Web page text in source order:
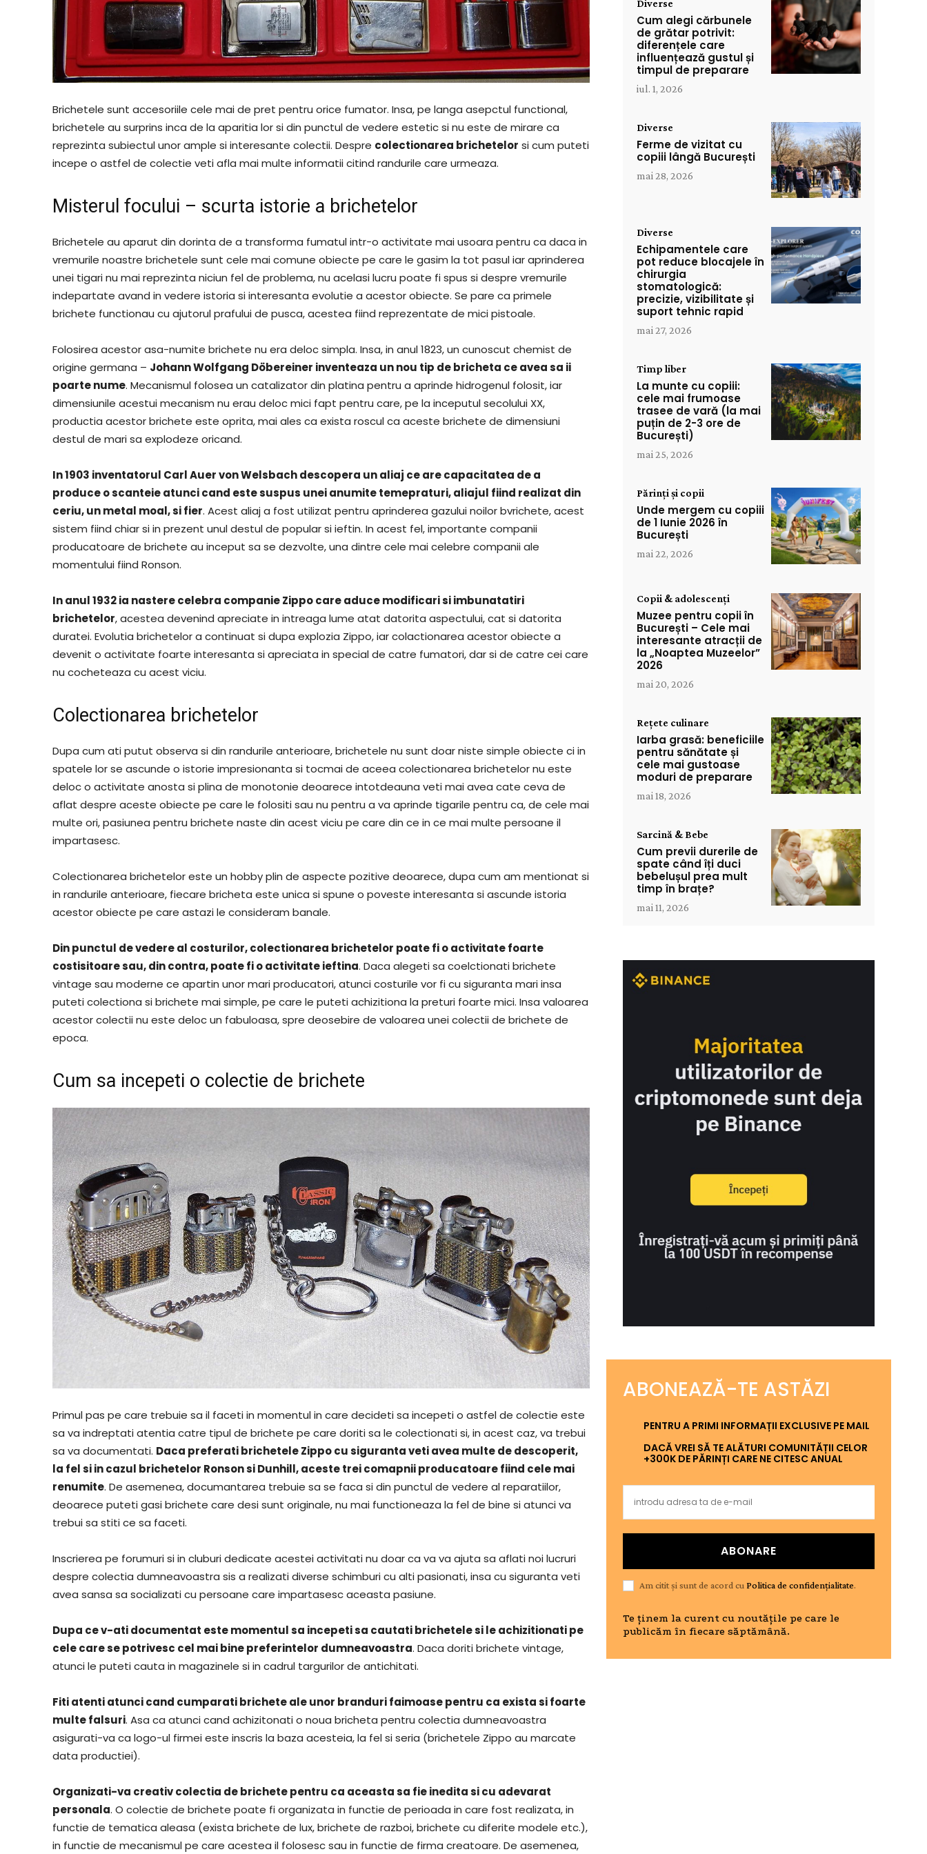
Brichetele sunt accesoriile cele mai de pret pentru orice fumator. Insa, pe langa asepctul functional,
brichetele au surprins inca de la aparitia lor si din punctul de vedere estetic si nu este de mirare ca
reprezinta subiectul unor ample si interesante colectii. Despre colectionarea brichetelor si cum puteti
incepe o astfel de colectie veti afla mai multe informatii citind randurile care urmeaza.
Misterul focului – scurta istorie a brichetelor
Brichetele au aparut din dorinta de a transforma fumatul intr-o activitate mai usoara pentru ca daca in
vremurile noastre brichetele sunt cele mai comune obiecte pe care le gasim la tot pasul iar aprinderea
unei tigari nu mai reprezinta niciun fel de problema, nu acelasi lucru poate fi spus si despre vremurile
indepartate avand in vedere istoria si interesanta evolutie a acestor obiecte. Se pare ca primele
brichete functionau cu ajutorul prafului de pusca, acestea fiind reprezentate de mici pistoale.
Folosirea acestor asa-numite brichete nu era deloc simpla. Insa, in anul 1823, un cunoscut chemist de
origine germana – Johann Wolfgang Döbereiner inventeaza un nou tip de bricheta ce avea sa ii
poarte nume. Mecanismul folosea un catalizator din platina pentru a aprinde hidrogenul folosit, iar
dimensiunile acestui mecanism nu erau deloc mici fapt pentru care, pe la inceputul secolului XX,
productia acestor brichete este oprita, mai ales ca exista roscul ca aceste brichete de dimensiuni
destul de mari sa explodeze oricand.
In 1903 inventatorul Carl Auer von Welsbach descopera un aliaj ce are capacitatea de a
produce o scanteie atunci cand este suspus unei anumite temepraturi, aliajul fiind realizat din
ceriu, un metal moal, si fier. Acest aliaj a fost utilizat pentru aprinderea gazului noilor bvrichete, acest
sistem fiind chiar si in prezent unul destul de popular si ieftin. In acest fel, importante companii
producatoare de brichete au inceput sa se dezvolte, una dintre cele mai celebre companii ale
momentului fiind Ronson.
In anul 1932 ia nastere celebra companie Zippo care aduce modificari si imbunatatiri
brichetelor, acestea devenind apreciate in intreaga lume atat datorita aspectului, cat si datorita
duratei. Evolutia brichetelor a continuat si dupa explozia Zippo, iar colactionarea acestor obiecte a
devenit o activitate foarte interesanta si apreciata in special de catre fumatori, dar si de catre cei care
nu cocheteaza cu acest viciu.
Colectionarea brichetelor
Dupa cum ati putut observa si din randurile anterioare, brichetele nu sunt doar niste simple obiecte ci in
spatele lor se ascunde o istorie impresionanta si tocmai de aceea colectionarea brichetelor nu este
deloc o activitate anosta si plina de monotonie deoarece intotdeauna veti mai avea cate ceva de
aflat despre aceste obiecte pe care le folositi sau nu pentru a va aprinde tigarile pentru ca, de cele mai
multe ori, pasiunea pentru brichete naste din acest viciu pe care din ce in ce mai multe persoane il
impartasesc.
Colectionarea brichetelor este un hobby plin de aspecte pozitive deoarece, dupa cum am mentionat si
in randurile anterioare, fiecare bricheta este unica si spune o poveste interesanta si ascunde istoria
acestor obiecte pe care astazi le consideram banale.
Din punctul de vedere al costurilor, colectionarea brichetelor poate fi o activitate foarte
costisitoare sau, din contra, poate fi o activitate ieftina. Daca alegeti sa coelctionati brichete
vintage sau moderne ce apartin unor mari producatori, atunci costurile vor fi cu siguranta mari insa
puteti colectiona si brichete mai simple, pe care le puteti achizitiona la preturi foarte mici. Insa valoarea
acestor colectii nu este deloc un fabuloasa, spre deosebire de valoarea unei colectii de brichete de
epoca.
Cum sa incepeti o colectie de brichete
Primul pas pe care trebuie sa il faceti in momentul in care decideti sa incepeti o astfel de colectie este
sa va indreptati atentia catre tipul de brichete pe care doriti sa le colectionati si, in acest caz, va trebui
sa va documentati. Daca preferati brichetele Zippo cu siguranta veti avea multe de descoperit,
la fel si in cazul brichetelor Ronson si Dunhill, aceste trei comapnii producatoare fiind cele mai
renumite. De asemenea, documantarea trebuie sa se faca si din punctul de vedere al reparatiilor,
deoarece puteti gasi brichete care desi sunt originale, nu mai functioneaza la fel de bine si atunci va
trebui sa stiti ce sa faceti.
Inscrierea pe forumuri si in cluburi dedicate acestei activitati nu doar ca va va ajuta sa aflati noi lucruri
despre colectia dumneavoastra sis a realizati diverse schimburi cu alti pasionati, insa cu siguranta veti
avea sansa sa socializati cu persoane care impartasesc aceasta pasiune.
Dupa ce v-ati documentat este momentul sa incepeti sa cautati brichetele si le achizitionati pe
cele care se potrivesc cel mai bine preferintelor dumneavoastra. Daca doriti brichete vintage,
atunci le puteti cauta in magazinele si in cadrul targurilor de antichitati.
Fiti atenti atunci cand cumparati brichete ale unor branduri faimoase pentru ca exista si foarte
multe falsuri. Asa ca atunci cand achizitonati o noua bricheta pentru colectia dumneavoastra
asigurati-va ca logo-ul firmei este inscris la baza acesteia, la fel si seria (brichetele Zippo au marcate
data productiei).
Organizati-va creativ colectia de brichete pentru ca aceasta sa fie inedita si cu adevarat
personala. O colectie de brichete poate fi organizata in functie de perioada in care fost realizata, in
functie de tematica aleasa (exista brichete de lux, brichete de razboi, brichete cu diferite modele etc.),
in functie de mecanismul pe care acestea il folosesc sau in functie de firma creatoare. De asemenea,
Diverse
Cum alegi cărbunele
de grătar potrivit:
diferențele care
influențează gustul și
timpul de preparare
iul. 1, 2026
Diverse
Ferme de vizitat cu
copiii lângă București
mai 28, 2026
Diverse
Echipamentele care
pot reduce blocajele în
chirurgia
stomatologică:
precizie, vizibilitate și
suport tehnic rapid
mai 27, 2026
Timp liber
La munte cu copiii:
cele mai frumoase
trasee de vară (la mai
puțin de 2-3 ore de
București)
mai 25, 2026
Părinți și copii
Unde mergem cu copiii
de 1 Iunie 2026 în
București
mai 22, 2026
Copii & adolescenți
Muzee pentru copii în
București – Cele mai
interesante atracții de
la „Noaptea Muzeelor”
2026
mai 20, 2026
Rețete culinare
Iarba grasă: beneficiile
pentru sănătate și
cele mai gustoase
moduri de preparare
mai 18, 2026
Sarcină & Bebe
Cum previi durerile de
spate când îți duci
bebelușul prea mult
timp în brațe?
mai 11, 2026
ABONEAZĂ-TE ASTĂZI
PENTRU A PRIMI INFORMAȚII EXCLUSIVE PE MAIL
DACĂ VREI SĂ TE ALĂTURI COMUNITĂȚII CELOR
+300K DE PĂRINȚI CARE NE CITESC ANUAL
ABONARE
Am citit și sunt de acord cuPolitica de confidențialitate.
Te ținem la curent cu noutățile pe care le
publicăm în fiecare săptămână.